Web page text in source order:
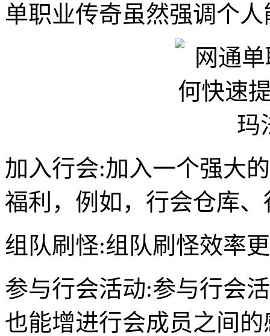
单职业传奇虽然强调个
加入行会:加入一个强大
福利，例如，行会仓库
组队刷怪:组队刷怪效率
参与行会活动:参与行会
也能增进行会成员之间的